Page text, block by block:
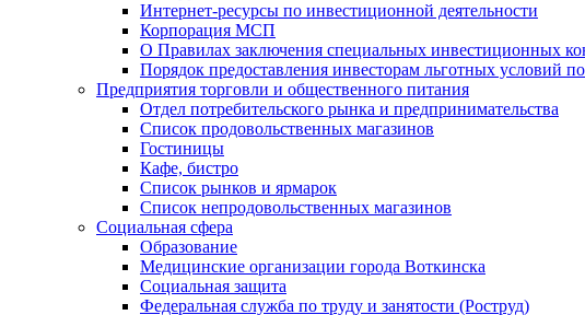
Интернет-ресурсы по инвестиционной деятельности
Корпорация МСП
О Правилах заключения специальных инвестиционных
Порядок предоставления инвесторам льготных условий
Предприятия торговли и общественного питания
Отдел потребительского рынка и предпринимательства
Список продовольственных магазинов
Гостиницы
Кафе, бистро
Cписок рынков и ярмарок
Список непродовольственных магазинов
Социальная сфера
Образование
Медицинские организации города Воткинска
Социальная защита
Федеральная служба по труду и занятости (Роструд)